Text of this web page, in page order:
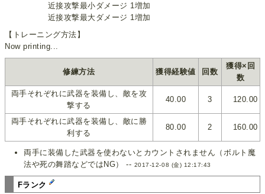
近接攻撃最小ダメージ 1増加
近接攻撃最大ダメージ 1増加
【トレーニング方法】
Now printing...
修練方法 獲得経験値 回数
獲得×回
数
両手それぞれに武器を装備し、敵を攻
撃する
40.00 3 120.00
両手それぞれに武器を装備し、敵に勝
利する
80.00 2 160.00
両手に装備した武器を使わないとカウントされません（ボルト魔
法や死の舞踏などではNG） -- 2017-12-08 (金) 12:17:43
Fランク